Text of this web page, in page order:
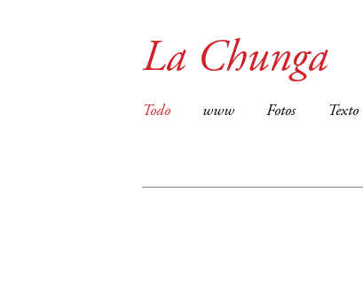
La Chunga
Todo www Fotos Texto